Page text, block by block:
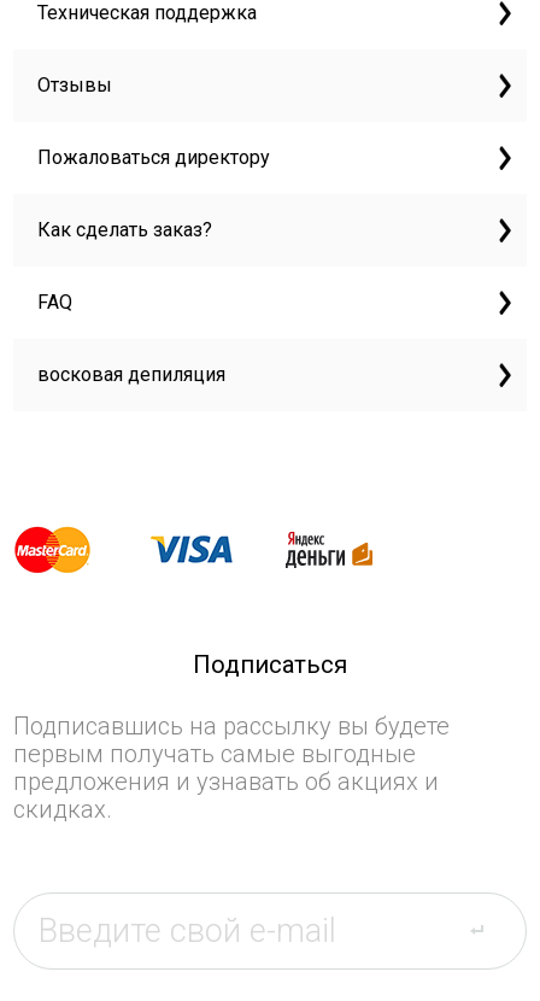
Техническая поддержка
Отзывы
Пожаловаться директору
Как сделать заказ?
FAQ
восковая депиляция
Подписаться
Подписавшись на рассылку вы будете
первым получать самые выгодные
предложения и узнавать об акциях и
скидках.